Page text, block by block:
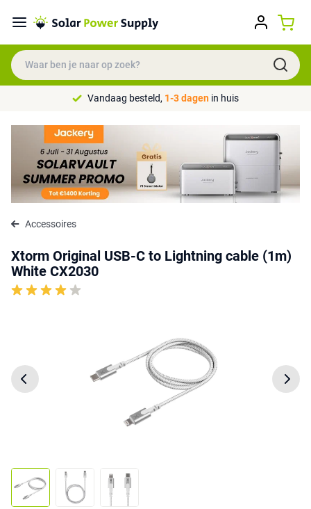
Vandaag besteld, 1-3 dagen in huis
Accessoires
Xtorm Original USB-C to Lightning cable (1m)
White CX2030